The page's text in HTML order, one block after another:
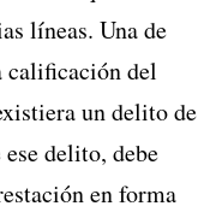
líneas. Una de
calificación del
un delito de
delito, debe
en forma